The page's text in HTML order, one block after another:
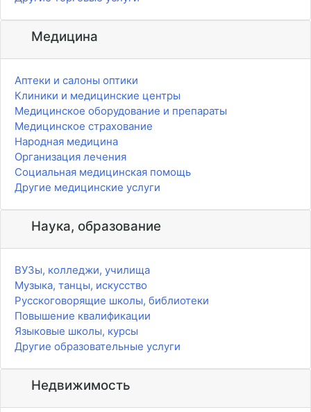
Медицина
Аптеки и салоны оптики
Клиники и медицинские центры
Медицинское оборудование и препараты
Медицинское страхование
Народная медицина
Организация лечения
Социальная медицинская помощь
Другие медицинские услуги
Наука, образование
ВУЗы, колледжи, училища
Музыка, танцы, искусство
Русскоговорящие школы, библиотеки
Повышение квалификации
Языковые школы, курсы
Другие образовательные услуги
Недвижимость